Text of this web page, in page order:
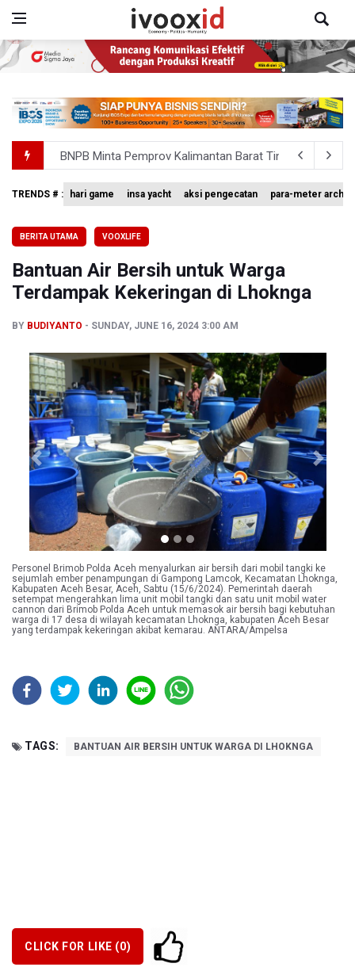
BNPB Minta Pemprov Kalimantan Barat Tinjau Kembali
Kemensos Targetkan 150 Ribu Siswa Masuk Program
Tim 9 Kejagung Periksa Febrie Adransayah sebagai
BPIP: Satu Siswa Sekolah Rakyat Jadi Calon Paskibraka
TRENDS # : hari game insa yacht aksi pengecatan para-meter
BERITA UTAMA VOOXLIFE
Bantuan Air Bersih untuk Warga
Terdampak Kekeringan di Lhoknga
BY BUDIYANTO SUNDAY, JUNE 16, 2024 3:00 AM
Previous Next
Personel Brimob Polda Aceh menyalurkan air bersih dari mobil tangki ke
sejumlah ember penampungan di Gampong Lamcok, Kecamatan Lhoknga,
Kabupaten Aceh Besar, Aceh, Sabtu (15/6/2024). Pemerintah daerah
setempat mengerahkan lima unit mobil tangki dan satu unit mobil water
cannon dari Brimob Polda Aceh untuk memasok air bersih bagi kebutuhan
warga di 17 desa di wilayah kecamatan Lhoknga, kabupaten Aceh Besar
yang terdampak kekeringan akibat kemarau. ANTARA/Ampelsa
TAGS: BANTUAN AIR BERSIH UNTUK WARGA DI LHOKNGA
CLICK FOR LIKE (0)